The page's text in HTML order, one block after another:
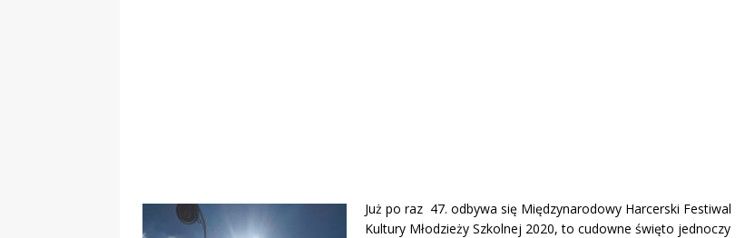
Już po raz 47. odbywa się Międzynarodowy Harcerski Festiwal
Kultury Młodzieży Szkolnej 2020, to cudowne święto jednoczy